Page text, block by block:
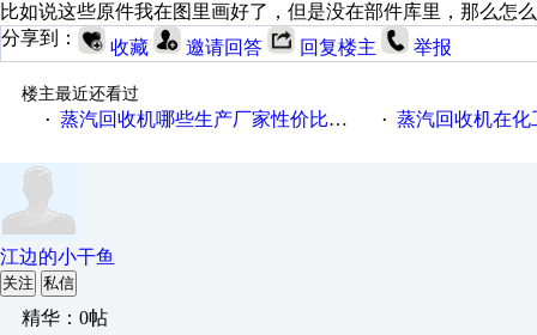
比如说这些原件我在图里画好了，但是没在部件库里，那么怎
分享到：
收藏 邀请回答 回复楼主 举报
楼主最近还看过
· 蒸汽回收机哪些生产厂家性价比高一些 · 蒸汽回收机在化
江边的小干鱼
关注 私信
精华：0帖